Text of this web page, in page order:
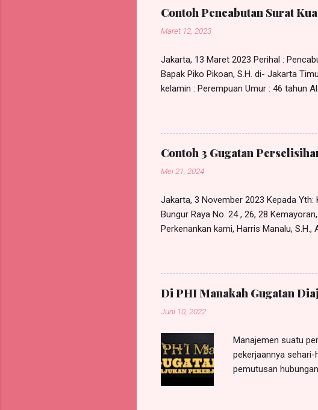
mengajukan
POKOK
Contoh Pencabutan Surat
Maret 12, 2023
Jakarta, 13 Maret 2023 Perihal :
Bapak Piko Pikoan, S.H. di- Jakarta
kelamin : Perempuan Umur : 46 tahun
555/SKK/I/2023, bertanggal 5 Januari
pada RDP Law Office, beralamat di Jl.
kuasa tersebut maka sejak tanggal
lagi dipergunakan untuk kepentingan
Contoh 3 Gugatan
Mei 21, 2024
Jakarta, 3 November 2023 Kepada
Bungur Raya No. 24 , 26, 28
Perkenankan kami, Harris Manalu,
berdasarkan Surat Kuasa Khusus
GUN GUNAWAN , W arga N egara
/jabatan sebagai Legal Advisor
Penggugat ; Dengan ini mengajukan
Di PHI Manakah Gugatan
Juni 10, 2022
Manajemen suatu
pekerjaannya
pemutusan
mengajukan